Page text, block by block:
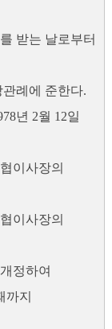
받는 날로부터
례에 준한다.
년 2월 12일
이사장의
이사장의
정하여
지